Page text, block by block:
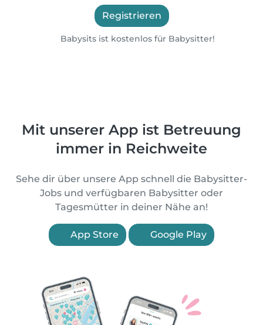
Registrieren
Babysits ist kostenlos für Babysitter!
Mit unserer App ist Betreuung
immer in Reichweite
Sehe dir über unsere App schnell die Babysitter-
Jobs und verfügbaren Babysitter oder
Tagesmütter in deiner Nähe an!
App Store Google Play